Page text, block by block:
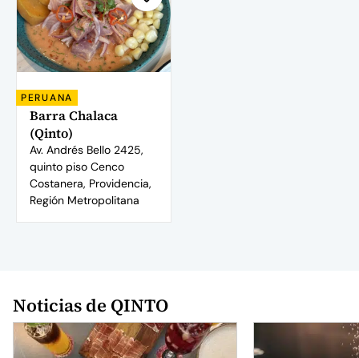
PERUANA
Barra Chalaca
(Qinto)
Av. Andrés Bello 2425,
quinto piso Cenco
Costanera, Providencia,
Región Metropolitana
Noticias de QINTO